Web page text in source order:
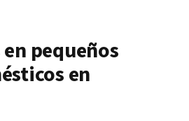
pequeños
en